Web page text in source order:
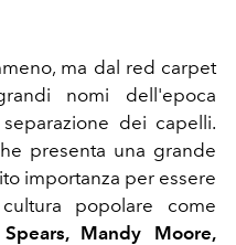
ma dal red carpet
nomi dell'epoca
dei capelli.
presenta una grande
importanza per essere
popolare come
Mandy Moore,